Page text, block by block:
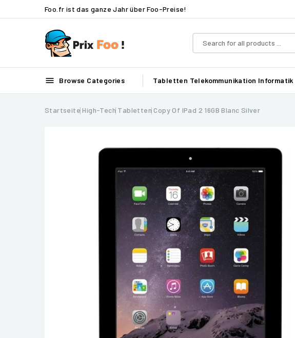
Foo.fr ist das ganze Jahr über Foo-Preise!
 Browse Categories Tabletten Telekommunikation Informatik
Startseite High-Tech Tabletten Copy Of IPad 2 16GB Blanc Silver